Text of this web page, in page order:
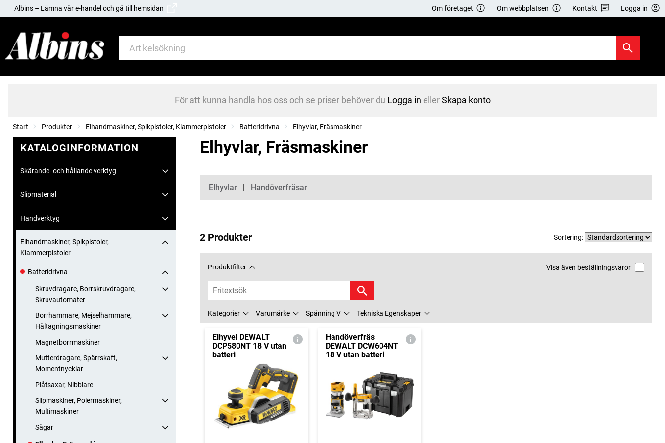
Albins – Lämna vår e-handel och gå till hemsidan Om företaget Om webbplatsen Kontakt Logga in
För att kunna handla hos oss och se priser behöver du Logga in ellerSkapa konto
Start Produkter Elhandmaskiner, Spikpistoler, Klammerpistoler Batteridrivna Elhyvlar, Fräsmaskiner
KATALOGINFORMATION
Skärande- och hållande verktyg
Slipmaterial
Handverktyg
Elhandmaskiner, Spikpistoler,
Klammerpistoler
Batteridrivna
Skruvdragare, Borrskruvdragare,
Skruvautomater
Borrhammare, Mejselhammare,
Håltagningsmaskiner
Magnetborrmaskiner
Mutterdragare, Spärrskaft,
Momentnycklar
Plåtsaxar, Nibblare
Slipmaskiner, Polermaskiner,
Multimaskiner
Sågar
Elhyvlar, Fräsmaskiner
Kategorier
Elhyvlar Handöverfräsar
2 Produkter Sortering:
Produktfilter Visa även beställningsvaror
Kategorier Varumärke Spänning V Tekniska Egenskaper
Elhyvel DEWALT
DCP580NT 18 V utan
batteri
Handöverfräs
DEWALT DCW604NT
18 V utan batteri